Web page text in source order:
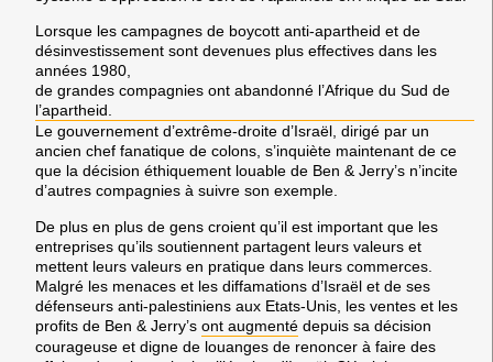
Lorsque les campagnes de boycott anti-apartheid et de
désinvestissement sont devenues plus effectives dans les
années 1980,
de grandes compagnies ont abandonné l’Afrique du Sud de
l’apartheid.
Le gouvernement d’extrême-droite d’Israël, dirigé par un
ancien chef fanatique de colons, s’inquiète maintenant de ce
que la décision éthiquement louable de Ben & Jerry’s n’incite
d’autres compagnies à suivre son exemple.
De plus en plus de gens croient qu’il est important que les
entreprises qu’ils soutiennent partagent leurs valeurs et
mettent leurs valeurs en pratique dans leurs commerces.
Malgré les menaces et les diffamations d’Israël et de ses
défenseurs anti-palestiniens aux Etats-Unis, les ventes et les
profits de Ben & Jerry’s ont augmenté depuis sa décision
courageuse et digne de louanges de renoncer à faire des